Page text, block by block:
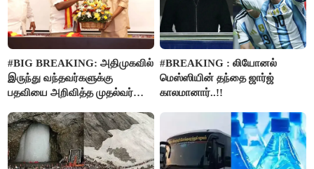
#BIG BREAKING: அதிமுகவில்
இருந்து வந்தவர்களுக்கு
பதவியை அறிவித்த முதல்வர்
#BREAKING : லியோனல்
மெஸ்ஸியின் தந்தை ஜார்ஜ்
காலமானார்..!!